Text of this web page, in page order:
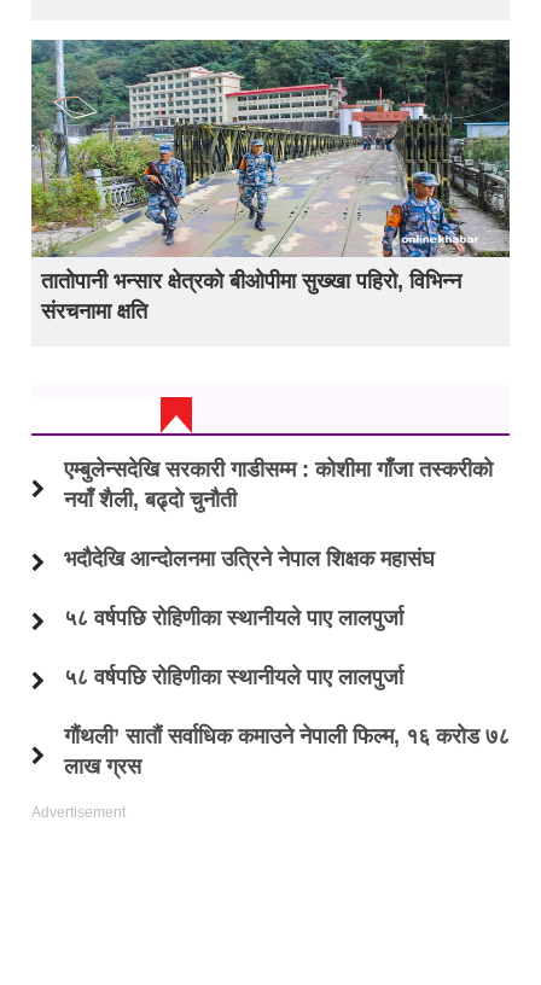
तातोपानी भन्सार क्षेत्रको बीओपीमा सुख्खा पहिरो, विभिन्न
संरचनामा क्षति
एम्बुलेन्सदेखि सरकारी गाडीसम्म : कोशीमा गाँजा तस्करीको
नयाँ शैली, बढ्दो चुनौती
भदौदेखि आन्दोलनमा उत्रिने नेपाल शिक्षक महासंघ
५८ वर्षपछि रोहिणीका स्थानीयले पाए लालपुर्जा
५८ वर्षपछि रोहिणीका स्थानीयले पाए लालपुर्जा
गौंथली’ सातौं सर्वाधिक कमाउने नेपाली फिल्म, १६ करोड ७८
लाख ग्रस